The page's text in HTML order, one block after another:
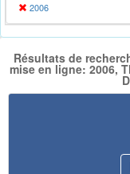
2006
Résultats de
mise en ligne: 2006,